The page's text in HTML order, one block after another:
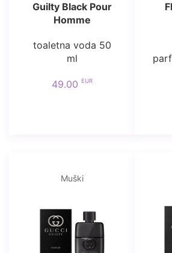
Guilty Black Pour
Homme
toaletna voda 50
ml
49.00 EUR
Muški